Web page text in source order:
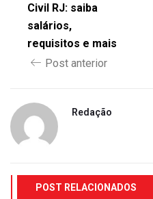
Civil RJ: saiba
salários,
requisitos e mais
Post anterior
Redação
POST RELACIONADOS